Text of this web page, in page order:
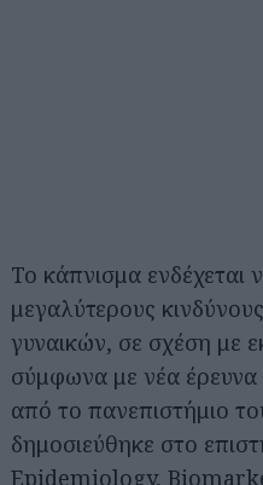
Το κάπνισμα ενδέχεται
μεγαλύτερους
γυναικών, σε σχέση με
σύμφωνα με νέα
από το πανεπιστήμιο
δημοσιεύθηκε στο
Epidemiology,